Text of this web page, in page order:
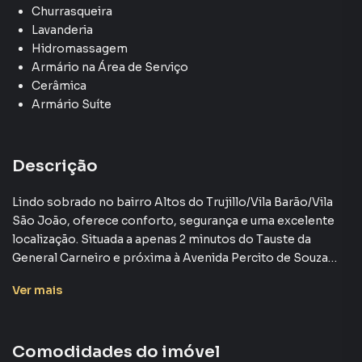
Churrasqueira
Lavanderia
Hidromassagem
Armário na Área de Serviço
Cerâmica
Armário Suíte
Descrição
Lindo sobrado no bairro Altos do Trujillo/Vila Barão/Vila
São João, oferece conforto, segurança e uma excelente
localização. Situada a apenas 2 minutos do Tauste da
General Carneiro e próxima à Avenida Percito de Souza
Avenida General Osório e da Avenida Brasil, garantindo
moradores reside há mais de 10 anos, proporciona um
Ver mais
Comodidades do imóvel